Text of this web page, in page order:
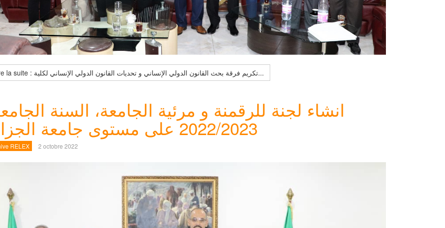
Lire la suite : تكريم فرقة بحث القانون الدولي الإنساني و تحديات القانون الدولي الإنساني لكلية...
انشاء لجنة للرقمنة و مرئية الجامعة، السنة
2022/2023 على مستوى جامعة الجزائر
RELEX 2 octobre 2022